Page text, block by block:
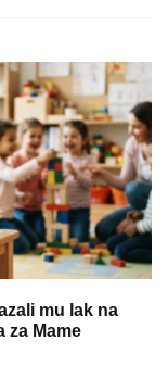
mu lak na
za Mame